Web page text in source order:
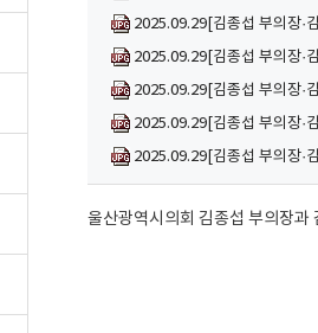
2025.09.29[김종섭 부의장·
2025.09.29[김종섭 부의장·
2025.09.29[김종섭 부의장·
2025.09.29[김종섭 부의장·
2025.09.29[김종섭 부의장·
울산광역시의회 김종섭 부의장과